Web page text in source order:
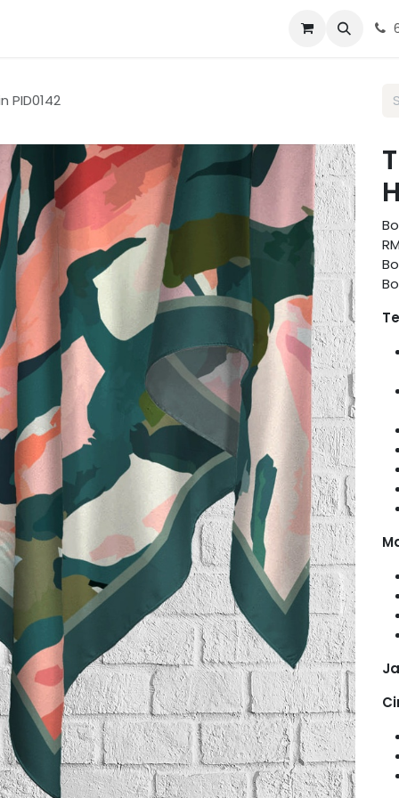
PID0142